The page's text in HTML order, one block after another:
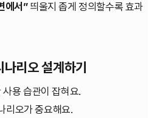
에서”띄울지 좁게 정의할수록 효과
리오 설계하기
사용 습관이 잡혀요.
리오가 중요해요.